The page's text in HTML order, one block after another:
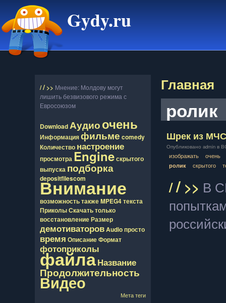
Gydy.ru
// >> Мнение: Молдову могут
лишить безвизового режима с
Евросоюзом
DownloadАудиоочень
Информацияфильме comedy
Количество настроение
просмотра Engineскрытого
выпуска подборка
depositfilescom
Внимание
возможностьтакжеMPEG4текста
ПриколыСкачатьтолько
восcтановлениеРазмер
демотиваторовAudioпросто
время ОписаниеФормат
фотоприколы
файлаНазвание
Продолжительность
Видео
Мета теги
Главная
ролик
Шрек из МЧС
Опубликовано admin в
изображать очень
ролик скрытого
// >> В